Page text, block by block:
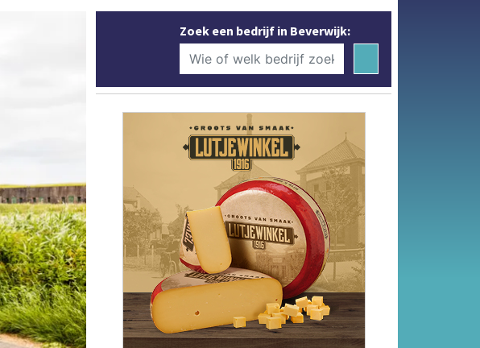
Zoek een bedrijf in Beverwijk: